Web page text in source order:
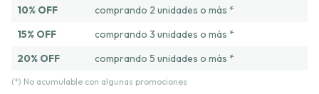
10% OFF
comprando 2 unidades o más *
15% OFF
comprando 3 unidades o más *
20% OFF
comprando 5 unidades o más *
(*) No acumulable con algunas promociones